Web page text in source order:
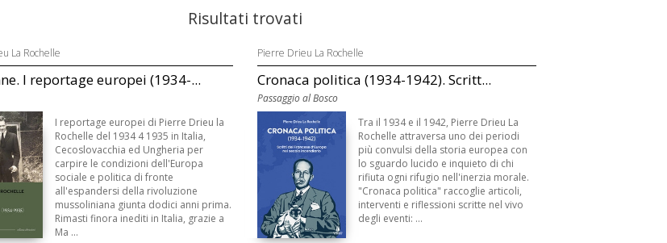
Risultati trovati
La Rochelle
I reportage europei (1934-...
I reportage europei di Pierre Drieu la
Rochelle del 1934 4 1935 in Italia,
Cecoslovacchia ed Ungheria per
carpire le condizioni dell'Europa
sociale e politica di fronte
all'espandersi della rivoluzione
mussoliniana giunta dodici anni prima.
Rimasti finora inediti in Italia, grazie a
Ma ...
Pierre Drieu La Rochelle
Cronaca politica (1934-1942). Scritt...
Passaggio al Bosco
Tra il 1934 e il 1942, Pierre Drieu La
Rochelle attraversa uno dei periodi
più convulsi della storia europea con
lo sguardo lucido e inquieto di chi
rifiuta ogni rifugio nell'inerzia morale.
"Cronaca politica" raccoglie articoli,
interventi e riflessioni scritte nel vivo
degli eventi: ...